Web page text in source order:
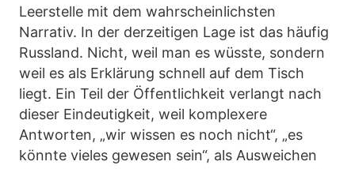
Leerstelle mit dem wahrscheinlichsten
Narrativ. In der derzeitigen Lage ist das häufig
Russland. Nicht, weil man es wüsste, sondern
weil es als Erklärung schnell auf dem Tisch
liegt. Ein Teil der Öffentlichkeit verlangt nach
dieser Eindeutigkeit, weil komplexere
Antworten, „wir wissen es noch nicht“, „es
könnte vieles gewesen sein“, als Ausweichen